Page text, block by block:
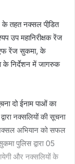
तहत नक्सल पीडि़त
उप महानिरीक्षक रेंज
रेंज सुकमा, के
के निर्देशन में जागरुक
दो ईनाम पाओं का
नक्सलियों की सूचना
नक्सल अभियान को सफल
पुलिस द्वारा 05
और नक्सलियों के